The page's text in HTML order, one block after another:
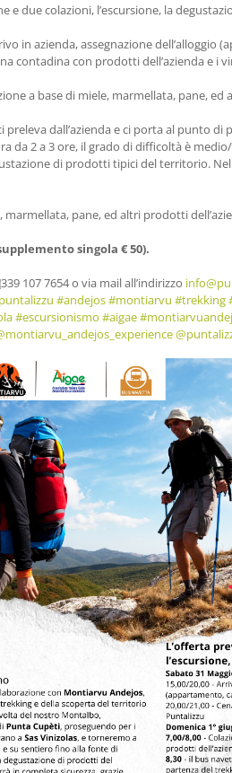
e due colazioni, l’escursione, la
in azienda, assegnazione dell’alloggio
contadina con prodotti dell’azienda e i
a base di miele, marmellata, pane,
preleva dall’azienda e ci porta al punto
da 2 a 3 ore, il grado di difficoltà è
di prodotti tipici del territorio.
marmellata, pane, ed altri prodotti
singola € 50).
107 7654⁩ o via mail all’indirizzo
#andejos#montiarvu #trekking
#escursionismo #aigae